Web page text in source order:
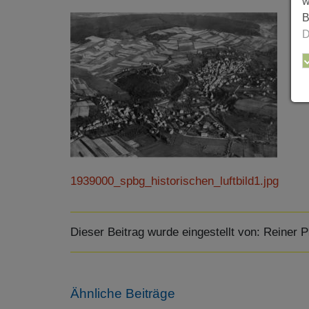
1939000_spbg_historischen_luftbild1.jpg
Dieser Beitrag wurde eingestellt von: Reiner
Ähnliche Beiträge